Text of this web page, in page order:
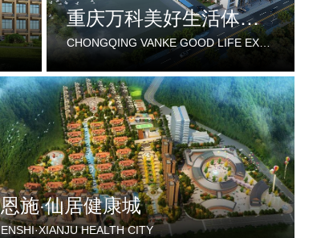
重庆万科美好生活体验中心
恩施·仙居健康城
ENSHI·XIANJU HEALTH CITY